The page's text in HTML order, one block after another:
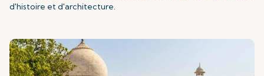
d'histoire et d'architecture.